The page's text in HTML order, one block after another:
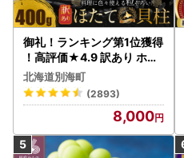
御礼！ランキング第1位獲得
！高評価★4.9 訳あり ホタ
テ 400g（ほたて 帆立 貝柱
冷凍 ）
北海道別海町
(2893)
8,000